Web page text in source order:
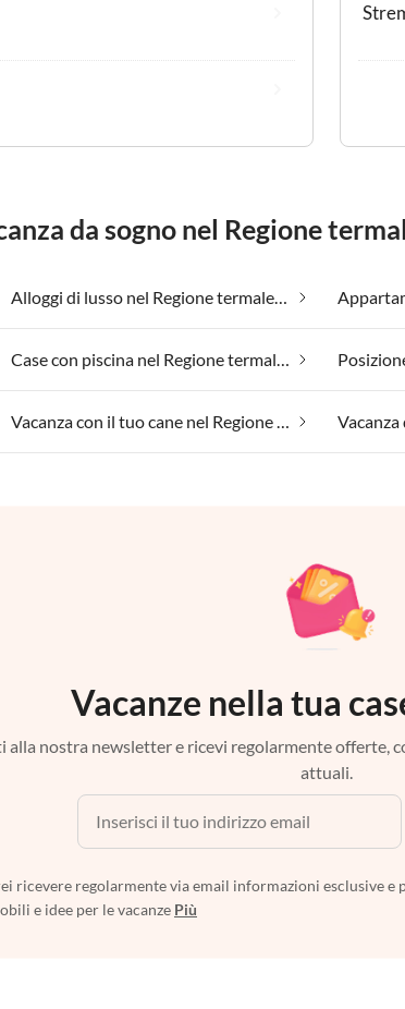
da sogno nel Regione
Alloggi di lusso nel Regione termale del Burgenland
Case con piscina nel Regione termale del Burgenland
Vacanza con il tuo cane nel Regione termale del Burgenland
Vacanze nella tua
alla nostra newsletter e ricevi regolarmente offerte,
attuali.
ricevere regolarmente via email informazioni esclusive e
e idee per le vacanze Più